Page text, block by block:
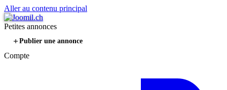
Aller au contenu principal
Petites annonces
Publier une annonce
Compte